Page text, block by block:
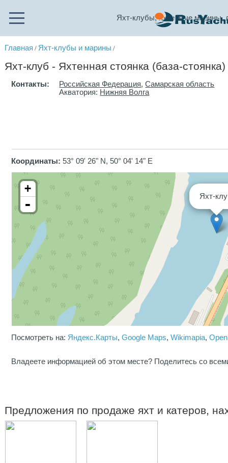
Яхт-клубы, яхтенные марины,
Главная / Яхт-клубы и марины /
Яхт-клуб - Яхтенная стоянка (база-стоянка)
Контакты: Российская Федерация,Самарская область
Акватория: Нижняя Волга
Координаты: 53° 09' 26" N, 50° 04' 14" E
Яхт-
+
-
Посмотреть на: Яндекс.Карты,Google Maps,Wikimapia,
Владеете информацией об этом месте? Поделитесь со
Предложения по продаже яхт и катеров,